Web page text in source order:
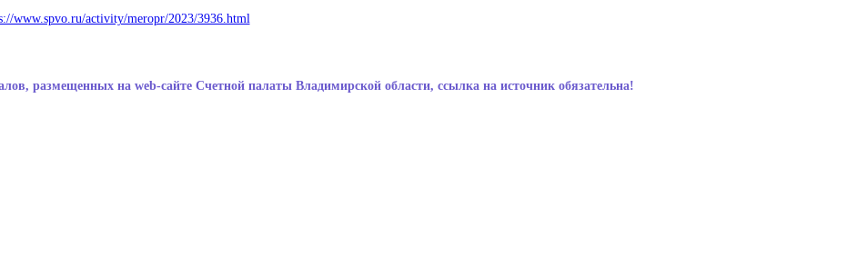
www.spvo.ru/activity/meropr/2023/3936.html
размещенных на web-сайте Счетной палаты Владимирской области, ссылка на источник обязательна!